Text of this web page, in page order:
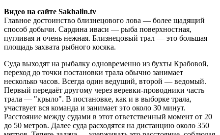
Видео на сайте Sakhalin.tv
Главное достоинство близнецового лова — более щадящий
способ добычи. Сардина иваси — рыба поверхностная,
пугливая и очень нежная. Близнецовый трал — это большая
площадь захвата рыбного косяка.
Суда выходят на рыбалку одновременно из бухты Крабовой,
переход до точки постановки трала обычно занимает
несколько часов. Всегда один ведущий, второй — ведомый.
Первый передаёт другому через веревки-проводники часть
трала — "крыло". В постановке, как и в выборке трала,
участвует вся команда и занимает это около 30 минут.
Расстояние между судами в этот ответственный момент от 20
до 50 метров. Далее суда расходятся на дистанцию около 350